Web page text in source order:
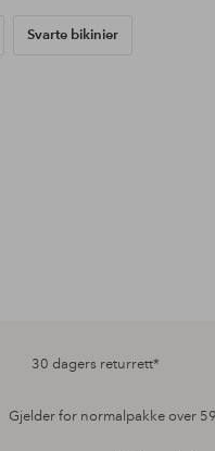
Svarte bikinier
30 dagers returrett*
Gjelder for normalpakke over